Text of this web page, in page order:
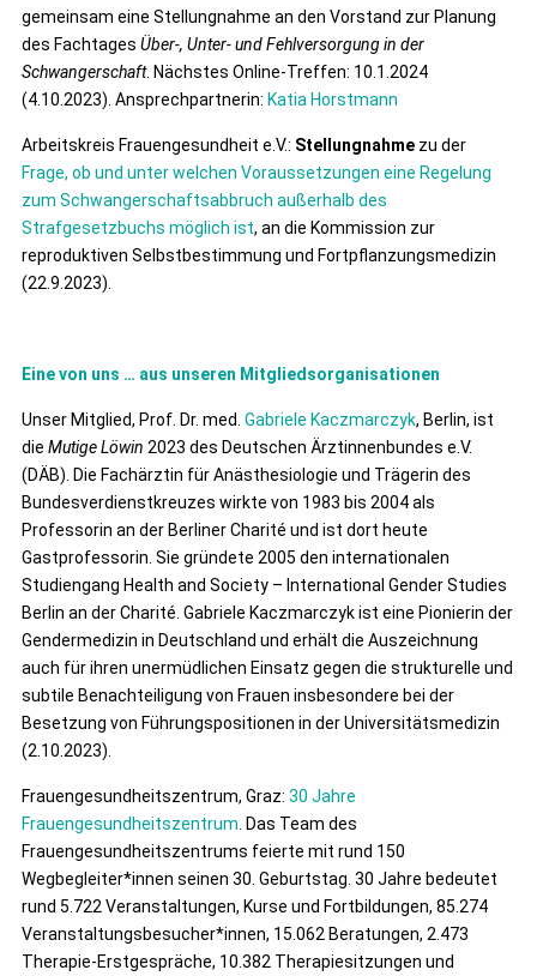
gemeinsam eine Stellungnahme an den Vorstand zur Planung
des Fachtages Über-, Unter- und Fehlversorgung in der
Schwangerschaft. Nächstes Online-Treffen: 10.1.2024
(4.10.2023). Ansprechpartnerin: Katia Horstmann
Arbeitskreis Frauengesundheit e.V.: Stellungnahme zu der
Frage, ob und unter welchen Voraussetzungen eine Regelung
zum Schwangerschaftsabbruch außerhalb des
Strafgesetzbuchs möglich ist, an die Kommission zur
reproduktiven Selbstbestimmung und Fortpflanzungsmedizin
(22.9.2023).
Eine von uns … aus unseren Mitgliedsorganisationen
Unser Mitglied, Prof. Dr. med. Gabriele Kaczmarczyk, Berlin, ist
die Mutige Löwin 2023 des Deutschen Ärztinnenbundes e.V.
(DÄB). Die Fachärztin für Anästhesiologie und Trägerin des
Bundesverdienstkreuzes wirkte von 1983 bis 2004 als
Professorin an der Berliner Charité und ist dort heute
Gastprofessorin. Sie gründete 2005 den internationalen
Studiengang Health and Society – International Gender Studies
Berlin an der Charité. Gabriele Kaczmarczyk ist eine Pionierin der
Gendermedizin in Deutschland und erhält die Auszeichnung
auch für ihren unermüdlichen Einsatz gegen die strukturelle und
subtile Benachteiligung von Frauen insbesondere bei der
Besetzung von Führungspositionen in der Universitätsmedizin
(2.10.2023).
Frauengesundheitszentrum, Graz: 30 Jahre
Frauengesundheitszentrum . Das Team des
Frauengesundheitszentrums feierte mit rund 150
Wegbegleiter*innen seinen 30. Geburtstag. 30 Jahre bedeutet
rund 5.722 Veranstaltungen, Kurse und Fortbildungen, 85.274
Veranstaltungsbesucher*innen, 15.062 Beratungen, 2.473
Therapie-Erstgespräche, 10.382 Therapiesitzungen und